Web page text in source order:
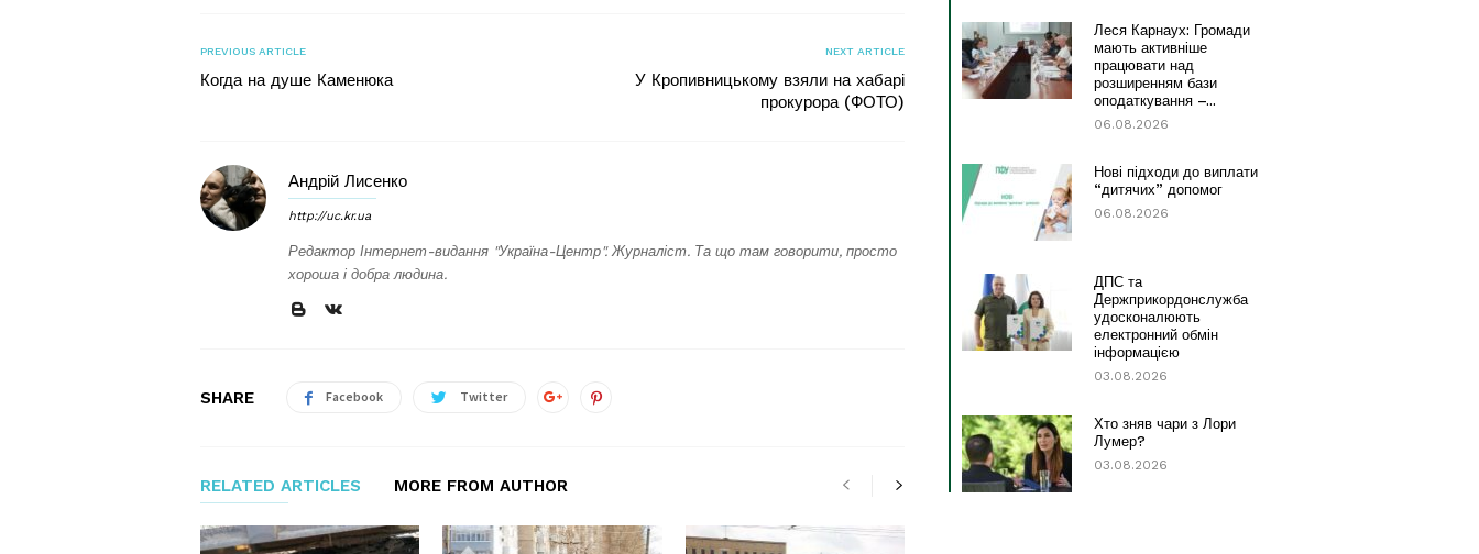
PREVIOUS ARTICLE
Когда на душе Каменюка
NEXT ARTICLE
У Кропивницькому взяли на хабарі
прокурора (ФОТО)
Андрій Лисенко
http://uc.kr.ua
Редактор Інтернет-видання "Україна-Центр". Журналіст. Та що там говорити, просто
хороша і добра людина.
SHARE Facebook Twitter
RELATED ARTICLES MORE FROM AUTHOR
Леся Карнаух: Громади
мають активніше
працювати над
розширенням бази
оподаткування –...
06.08.2026
Нові підходи до виплати
“дитячих” допомог
06.08.2026
ДПС та
Держприкордонслужба
удосконалюють
електронний обмін
інформацією
03.08.2026
Хто зняв чари з Лори
Лумер?
03.08.2026